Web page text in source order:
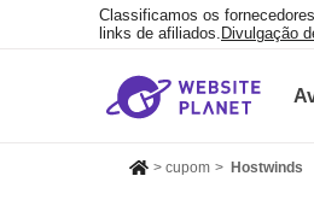
Classificamos os
links de afiliados. Divulgação
> cupom > Hostwinds